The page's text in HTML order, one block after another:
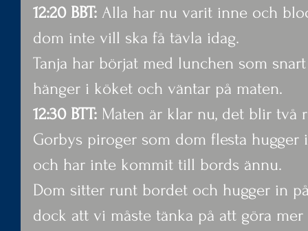
12:20 BBT: Alla har nu varit inne och
dom inte vill ska få tävla idag.
Tanja har börjat med lunchen som
hänger i köket och väntar på maten.
12:30 BTT: Maten är klar nu, det blir två
Gorbys piroger som dom flesta
och har inte kommit till bords ännu.
Dom sitter runt bordet och hugger in
dock att vi måste tänka på att göra